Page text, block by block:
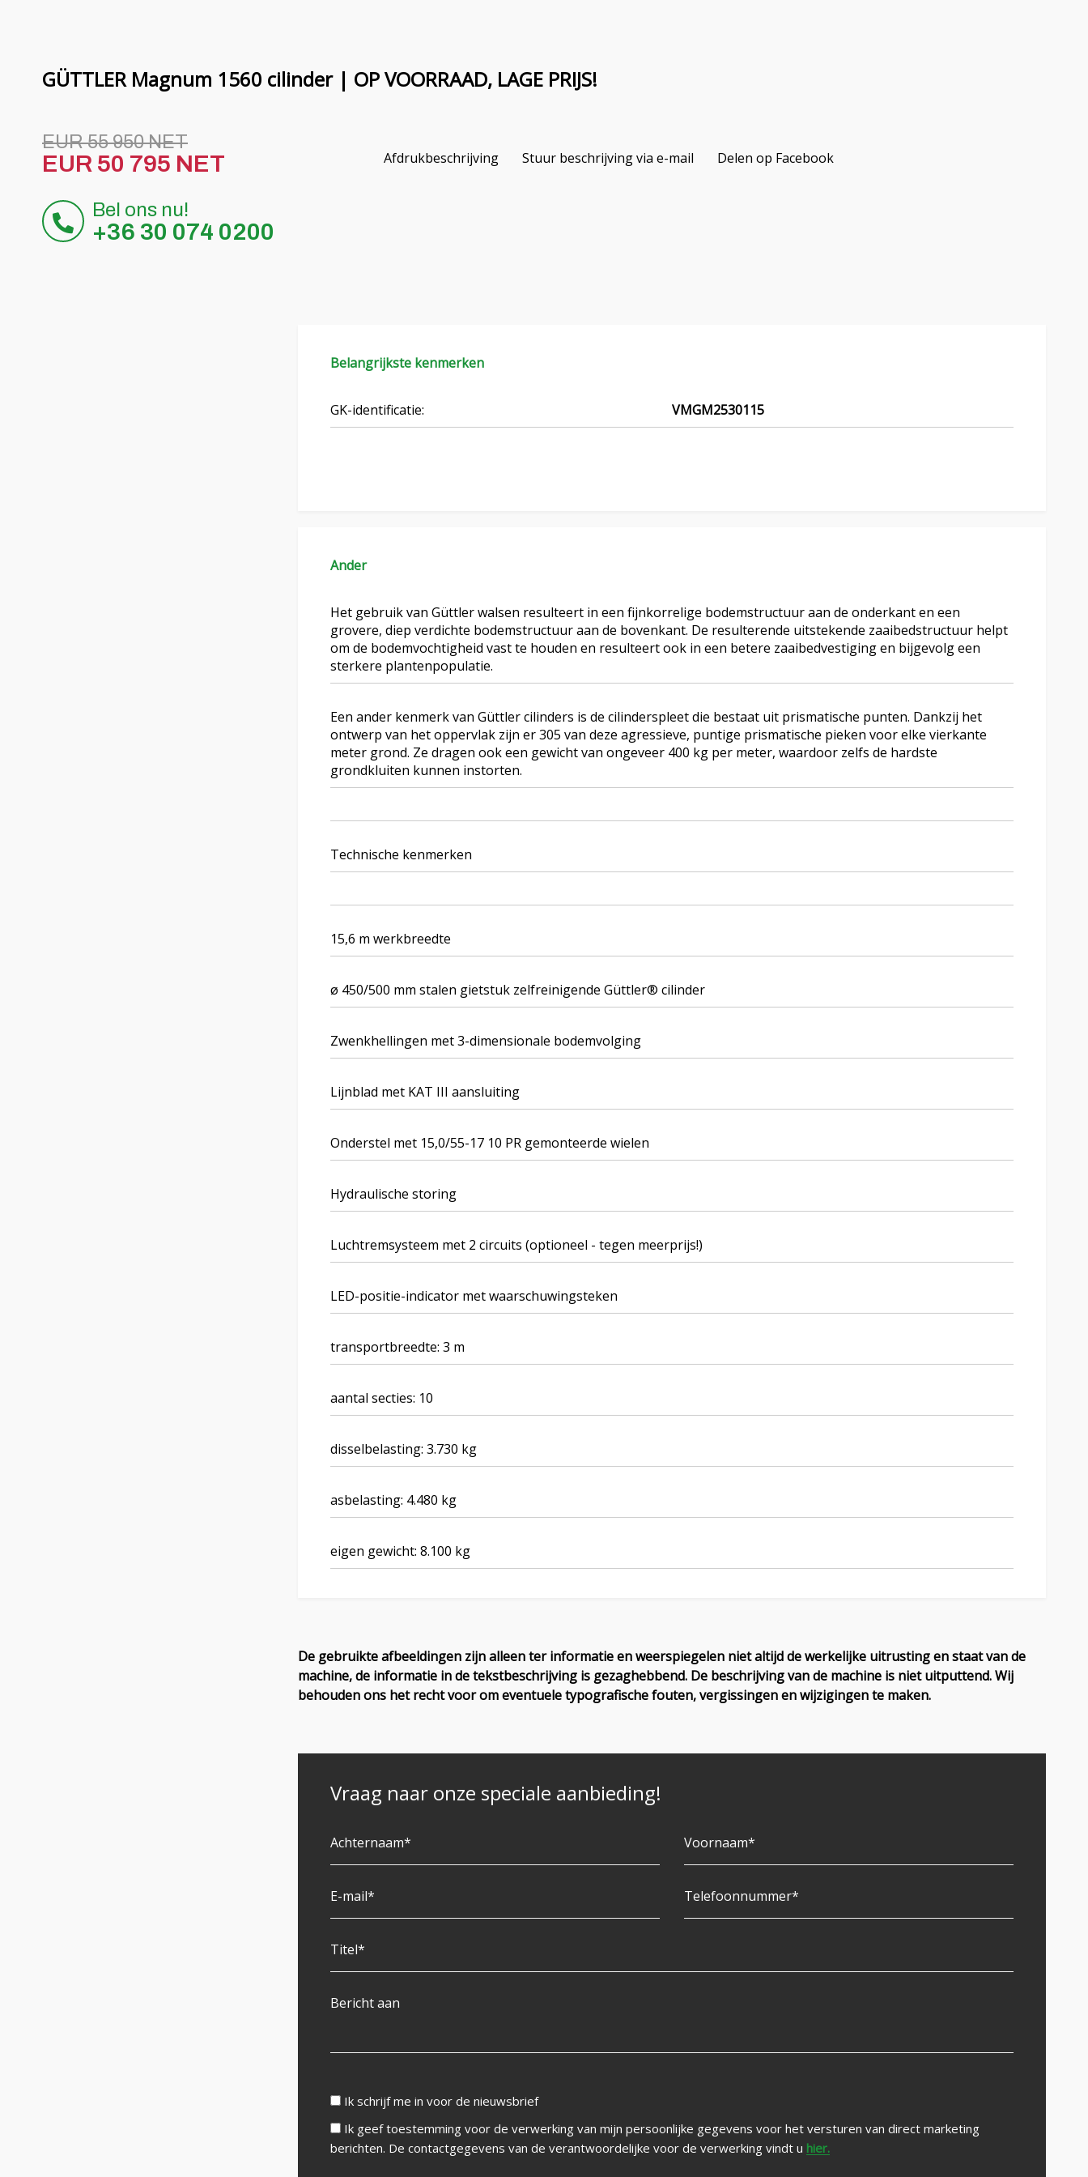
GÜTTLER Magnum 1560 cilinder | OP VOORRAAD, LAGE PRIJS!
EUR 55 950 NET
EUR 50 795 NET
Bel ons nu!
+36 30 074 0200
Afdrukbeschrijving Stuur beschrijving via e-mail Delen op Facebook
Belangrijkste kenmerken
GK-identificatie: VMGM2530115
Ander
Het gebruik van Güttler walsen resulteert in een fijnkorrelige bodemstructuur aan de onderkant en een
grovere, diep verdichte bodemstructuur aan de bovenkant. De resulterende uitstekende zaaibedstructuur helpt
om de bodemvochtigheid vast te houden en resulteert ook in een betere zaaibedvestiging en bijgevolg een
sterkere plantenpopulatie.
Een ander kenmerk van Güttler cilinders is de cilinderspleet die bestaat uit prismatische punten. Dankzij het
ontwerp van het oppervlak zijn er 305 van deze agressieve, puntige prismatische pieken voor elke vierkante
meter grond. Ze dragen ook een gewicht van ongeveer 400 kg per meter, waardoor zelfs de hardste
grondkluiten kunnen instorten.
Technische kenmerken
15,6 m werkbreedte
ø 450/500 mm stalen gietstuk zelfreinigende Güttler® cilinder
Zwenkhellingen met 3-dimensionale bodemvolging
Lijnblad met KAT III aansluiting
Onderstel met 15,0/55-17 10 PR gemonteerde wielen
Hydraulische storing
Luchtremsysteem met 2 circuits (optioneel - tegen meerprijs!)
LED-positie-indicator met waarschuwingsteken
transportbreedte: 3 m
aantal secties: 10
disselbelasting: 3.730 kg
asbelasting: 4.480 kg
eigen gewicht: 8.100 kg
De gebruikte afbeeldingen zijn alleen ter informatie en weerspiegelen niet altijd de werkelijke uitrusting en staat van de
machine, de informatie in de tekstbeschrijving is gezaghebbend. De beschrijving van de machine is niet uitputtend. Wij
behouden ons het recht voor om eventuele typografische fouten, vergissingen en wijzigingen te maken.
Vraag naar onze speciale aanbieding!
Ik schrijf me in voor de nieuwsbrief
Ik geef toestemming voor de verwerking van mijn persoonlijke gegevens voor het versturen van direct marketing
berichten. De contactgegevens van de verantwoordelijke voor de verwerking vindt u hier.